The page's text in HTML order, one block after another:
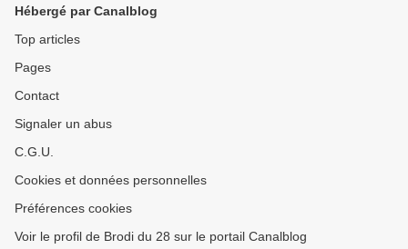
Hébergé par Canalblog
Top articles
Pages
Contact
Signaler un abus
C.G.U.
Cookies et données personnelles
Préférences cookies
Voir le profil de Brodi du 28 sur le portail Canalblog